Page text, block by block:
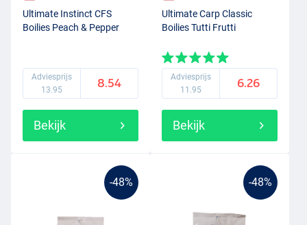
Ultimate Instinct CFS
Boilies Peach & Pepper
Adviesprijs
13.95
8.54
Bekijk
Ultimate Carp Classic
Boilies Tutti Frutti
Adviesprijs
11.95
6.26
Bekijk
-48% -48%